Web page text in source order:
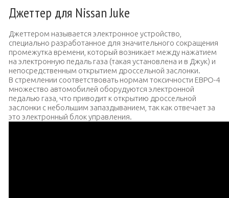
Джеттер для Nissan Juke
Джеттером называется электронное устройство,
специально разработанное для значительного сокращения
промежутка времени, который возникает между нажатием
на электронную педаль газа (такая установлена и в Джук) и
непосредственным открытием дроссельной заслонки.
В стремлении соответствовать нормам токсичности ЕВРО-4
множество автомобилей оборудуются электронной
педалью газа, что приводит к открытию дроссельной
заслонки с небольшим запаздыванием, так как отвечает за
это электронный блок управления.